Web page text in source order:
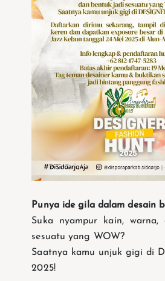
Punya ide gila dalam desain
Suka nyampur kain,
sesuatu yang WOW?
Saatnya kamu unjuk gigi di
2025!